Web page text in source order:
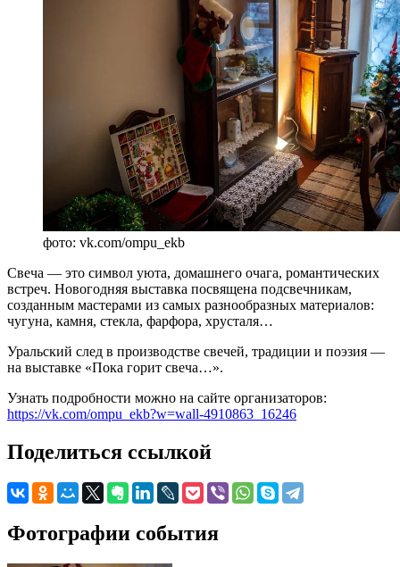
фото: vk.com/ompu_ekb
Свеча — это символ уюта, домашнего очага, романтических
встреч. Новогодняя выставка посвящена подсвечникам,
созданным мастерами из самых разнообразных материалов:
чугуна, камня, стекла, фарфора, хрусталя…
Уральский след в производстве свечей, традиции и поэзия —
на выставке «Пока горит свеча…».
Узнать подробности можно на сайте организаторов:
https://vk.com/ompu_ekb?w=wall-4910863_16246
Поделиться ссылкой
Фотографии события